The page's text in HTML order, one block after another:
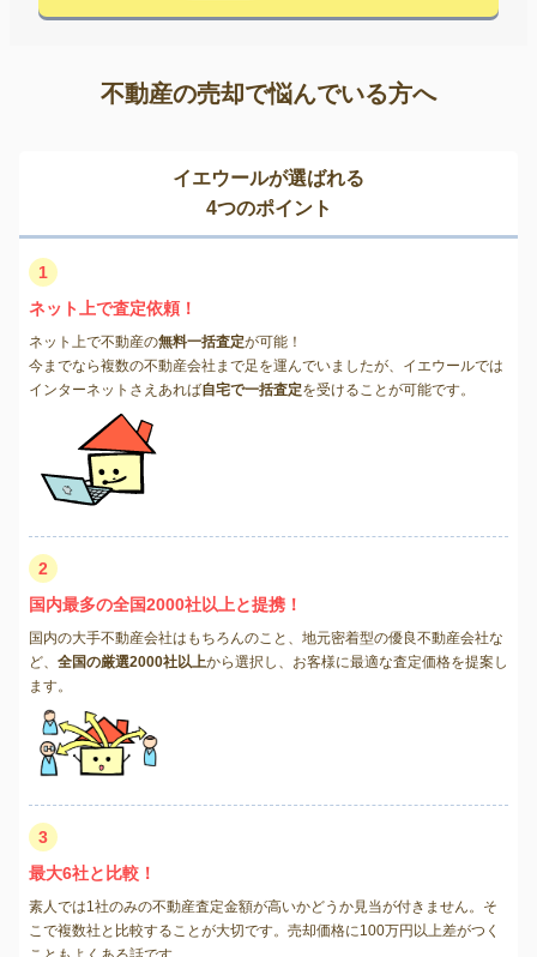
不動産の売却で悩んでいる方へ
イエウールが選ばれる
4つのポイント
1
ネット上で査定依頼！
ネット上で不動産の無料一括査定が可能！
今までなら複数の不動産会社まで足を運んでいましたが、イエウールでは
インターネットさえあれば自宅で一括査定を受けることが可能です。
2
国内最多の全国2000社以上と提携！
国内の大手不動産会社はもちろんのこと、地元密着型の優良不動産会社な
ど、 全国の厳選2000社以上から選択し、お客様に最適な査定価格を提案し
ます。
3
最大6社と比較！
素人では1社のみの不動産査定金額が高いかどうか見当が付きません。そ
こで複数社と比較することが大切です。売却価格に100万円以上差がつく